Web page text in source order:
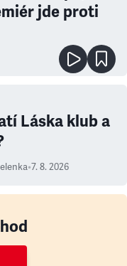
jde proti
Láska klub a
•7. 8. 2026